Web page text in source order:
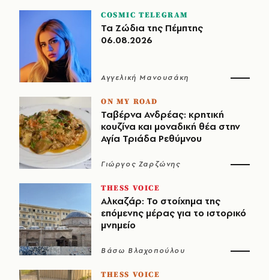
COSMIC TELEGRAM
Τα Ζώδια της Πέμπτης
06.08.2026
Αγγελική Μανουσάκη
ON MY ROAD
Ταβέρνα Ανδρέας: κρητική
κουζίνα και μοναδική θέα στην
Αγία Τριάδα Ρεθύμνου
Γιώργος Ζαρζώνης
THESS VOICE
Αλκαζάρ: Το στοίχημα της
επόμενης μέρας για το ιστορικό
μνημείο
Βάσω Βλαχοπούλου
THESS VOICE